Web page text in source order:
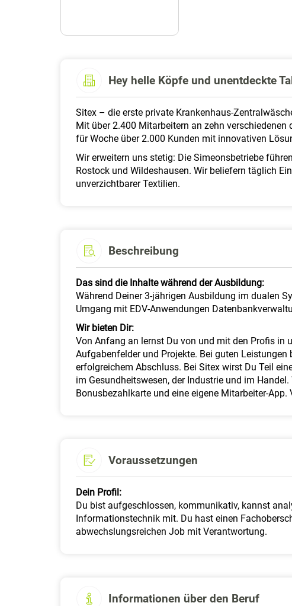
Hey helle Köpfe und unentdeckte
Sitex – die erste private Krankenhaus-
Mit über 2.400 Mitarbeitern an zehn
für Woche über 2.000 Kunden mit innovativen
Wir erweitern uns stetig: Die Simeonsbetriebe
Rostock und Wildeshausen. Wir beliefern täglich
unverzichtbarer Textilien.
Beschreibung
Das sind die Inhalte während der Ausbildung:
Während Deiner 3-jährigen Ausbildung im dualen
Umgang mit EDV-Anwendungen
Wir bieten Dir:
Von Anfang an lernst Du von und mit den Profis in
Aufgabenfelder und Projekte. Bei guten
erfolgreichem Abschluss. Bei Sitex wirst Du Teil
im Gesundheitswesen, der Industrie und im
Bonusbezahlkarte und eine eigene Mitarbeiter-
Voraussetzungen
Dein Profil:
Du bist aufgeschlossen, kommunikativ, kannst
Informationstechnik mit. Du hast einen
abwechslungsreichen Job mit Verantwortung.
Informationen über den Beruf